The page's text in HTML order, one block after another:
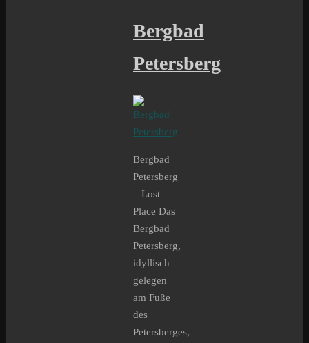
Bergbad
Petersberg
Bergbad
Petersberg
– Lost
Place Das
Bergbad
Petersberg,
idyllisch
gelegen
am Fuße
des
Petersberges,